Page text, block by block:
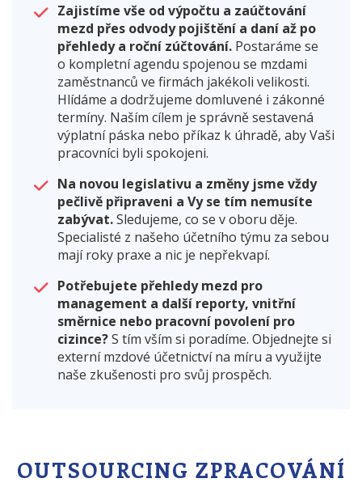
Zajistíme vše od výpočtu a zaúčtování
mezd přes odvody pojištění a daní až po
přehledy a roční zúčtování. Postaráme se
o kompletní agendu spojenou se mzdami
zaměstnanců ve firmách jakékoli velikosti.
Hlídáme a dodržujeme domluvené i zákonné
termíny. Naším cílem je správně sestavená
výplatní páska nebo příkaz k úhradě, aby Vaši
pracovníci byli spokojeni.
Na novou legislativu a změny jsme vždy
pečlivě připraveni a Vy se tím nemusíte
zabývat.Sledujeme, co se v oboru děje.
Specialisté z našeho účetního týmu za sebou
mají roky praxe a nic je nepřekvapí.
Potřebujete přehledy mezd pro
management a další reporty, vnitřní
směrnice nebo pracovní povolení pro
cizince?S tím vším si poradíme. Objednejte si
externí mzdové účetnictví na míru a využijte
naše zkušenosti pro svůj prospěch.
OUTSOURCING ZPRACOVÁNÍ